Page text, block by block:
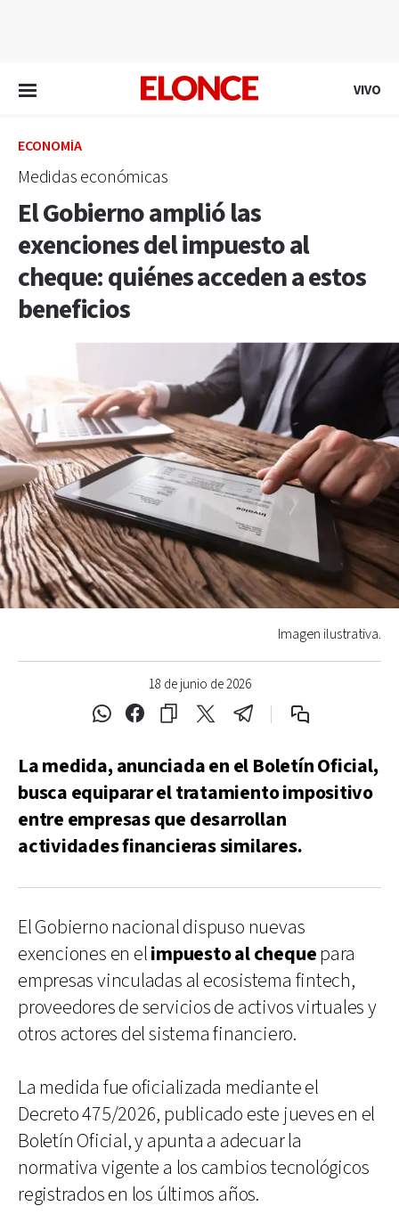
VIVO
ECONOMÍA
Medidas económicas
El Gobierno amplió las
exenciones del impuesto al
cheque: quiénes acceden a estos
beneficios
18 de junio de 2026
Imagen ilustrativa.
La medida, anunciada en el Boletín Oficial,
busca equiparar el tratamiento impositivo
entre empresas que desarrollan
actividades financieras similares.
El Gobierno nacional dispuso nuevas
exenciones en elimpuesto al chequepara
empresas vinculadas al ecosistema fintech,
proveedores de servicios de activos virtuales y
otros actores del sistema financiero.
La medida fue oficializada mediante el
Decreto 475/2026, publicado este jueves en el
Boletín Oficial, y apunta a adecuar la
normativa vigente a los cambios tecnológicos
registrados en los últimos años.